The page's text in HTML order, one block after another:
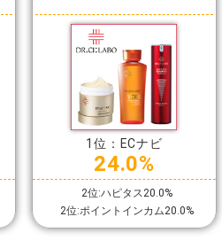
1位：ECナビ
24.0%
2位:ハピタス20.0%
2位:ポイントインカム20.0%